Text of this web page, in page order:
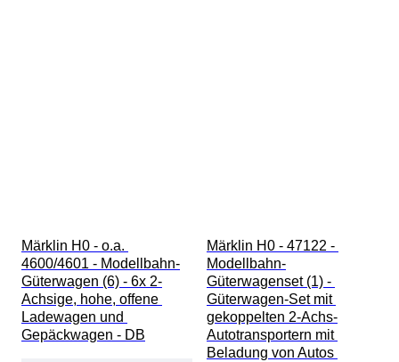
Märklin H0 - o.a.
4600/4601 - Modellbahn-
Güterwagen (6) - 6x 2-
Achsige, hohe, offene
Ladewagen und
Gepäckwagen - DB
Märklin H0 - 47122 -
Modellbahn-
Güterwagenset (1) -
Güterwagen-Set mit
gekoppelten 2-Achs-
Autotransportern mit
Beladung von Autos